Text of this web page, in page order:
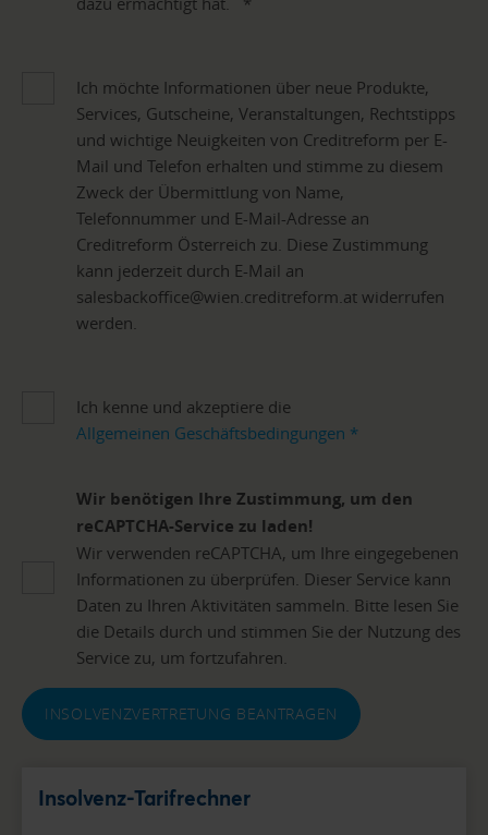
Ich möchte Informationen über neue Produkte,
Services, Gutscheine, Veranstaltungen, Rechtstipps
und wichtige Neuigkeiten von Creditreform per E-
Mail und Telefon erhalten und stimme zu diesem
Zweck der Übermittlung von Name,
Telefonnummer und E-Mail-Adresse an
Creditreform Österreich zu. Diese Zustimmung
kann jederzeit durch E-Mail an
salesbackoffice@wien.creditreform.at widerrufen
werden.
Ich kenne und akzeptiere die
Allgemeinen Geschäftsbedingungen *
Wir benötigen Ihre Zustimmung, um den
reCAPTCHA-Service zu laden!
Wir verwenden reCAPTCHA, um Ihre eingegebenen
Informationen zu überprüfen. Dieser Service kann
Daten zu Ihren Aktivitäten sammeln. Bitte lesen Sie
die Details durch und stimmen Sie der Nutzung des
Service zu, um fortzufahren.
INSOLVENZVERTRETUNG BEANTRAGEN
Insolvenz-Tarifrechner